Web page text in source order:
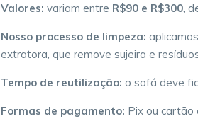
Valores: variam entre R$90 e R$300,
Nosso processo de limpeza: aplicamos
extratora, que remove sujeira e
Tempo de reutilização: o sofá deve
Formas de pagamento: Pix ou cartão